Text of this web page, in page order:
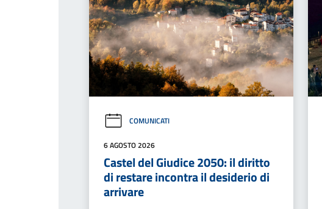
COMUNICATI
6 AGOSTO 2026
Castel del Giudice 2050: il diritto
di restare incontra il desiderio di
arrivare